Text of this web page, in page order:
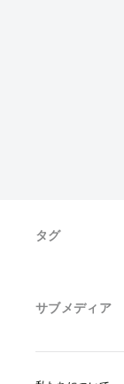
タグ
サブメディア